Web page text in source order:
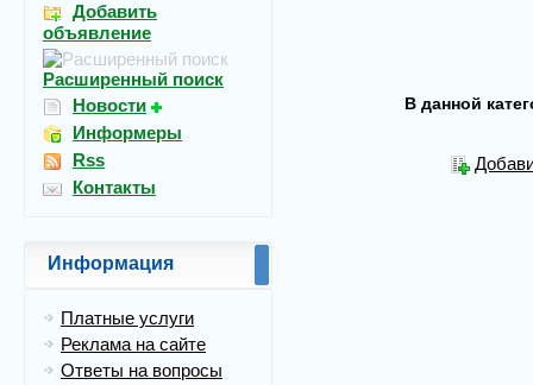
В данной
Добавить
объявление
Расширенный поиск
Новости
Информеры
Rss
Контакты
Информация
Платные услуги
Реклама на сайте
Ответы на вопросы